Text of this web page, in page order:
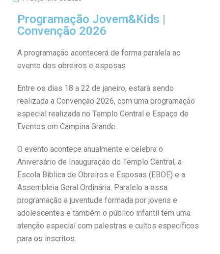
Programação Jovem&Kids |
Convenção 2026
A programação acontecerá de forma paralela ao
evento dos obreiros e esposas
Entre os dias 18 a 22 de janeiro, estará sendo
realizada a Convenção 2026, com uma programação
especial realizada no Templo Central e Espaço de
Eventos em Campina Grande.
O evento acontece anualmente e celebra o
Aniversário de Inauguração do Templo Central, a
Escola Bíblica de Obreiros e Esposas (EBOE) e a
Assembleia Geral Ordinária. Paralelo a essa
programação a juventude formada por jovens e
adolescentes e também o público infantil tem uma
atenção especial com palestras e cultos específicos
para os inscritos.